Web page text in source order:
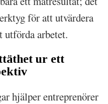
för att utvärdera
utförda arbetet.
ur ett
hjälper entreprenörer